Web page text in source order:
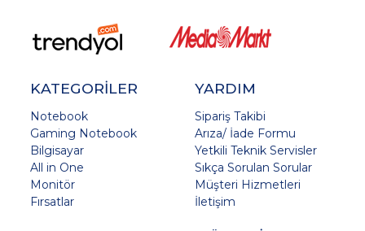
KATEGORİLER
Notebook
Gaming Notebook
Bilgisayar
All in One
Monitör
Fırsatlar
YARDIM
Sipariş Takibi
Arıza/ İade Formu
Yetkili Teknik Servisler
Sıkça Sorulan Sorular
Müşteri Hizmetleri
İletişim